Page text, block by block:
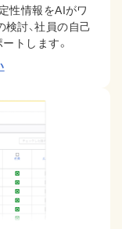
性情報をAIがワ
討、社員の自己
トします。